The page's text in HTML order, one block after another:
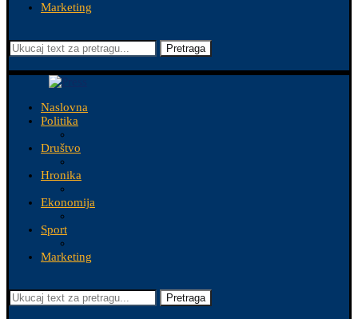
Marketing
Pretraga
Naslovna
Politika
Društvo
Hronika
Ekonomija
Sport
Marketing
Pretraga